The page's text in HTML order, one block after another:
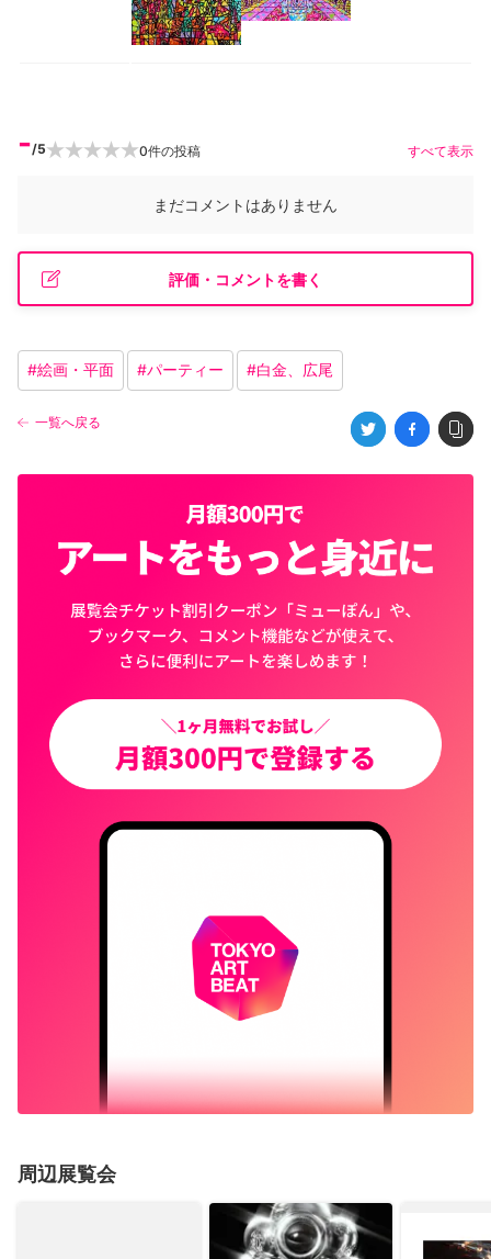
-/5 0件の投稿 すべて表示
まだコメントはありません
評価・コメントを書く
#絵画・平面 #パーティー #白金、広尾
一覧へ戻る
周辺展覧会